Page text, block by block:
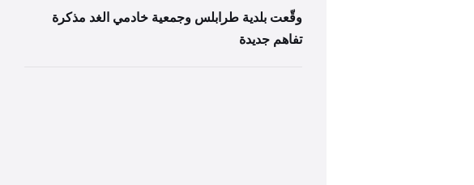
وقّعت بلدية طرابلس وجمعية خادمي الغد مذكرة
تفاهم جديدة